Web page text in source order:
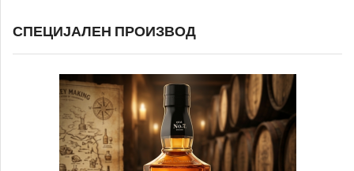
СПЕЦИЈАЛЕН ПРОИЗВОД